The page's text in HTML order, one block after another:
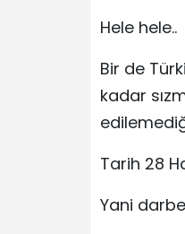
Hele hele..
Bir de
kadar
Tarih 28
Yani